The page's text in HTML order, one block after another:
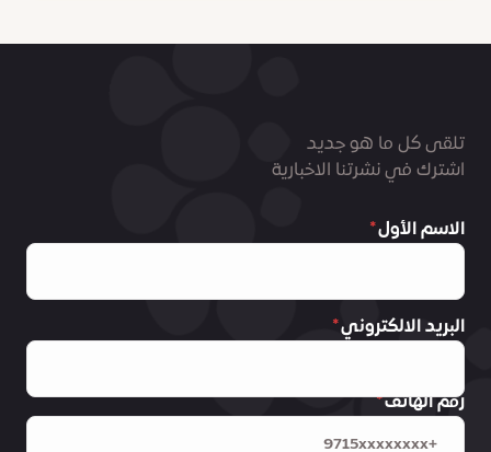
تلقى كل ما هو جديد
اشترك في نشرتنا الاخبارية
الاسم الأول
البريد الالكتروني
رقم الهاتف